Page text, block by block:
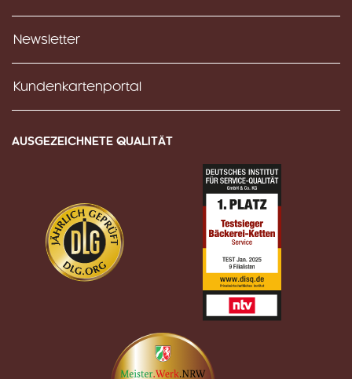
Newsletter
Kundenkartenportal
AUSGEZEICHNETE QUALITÄT